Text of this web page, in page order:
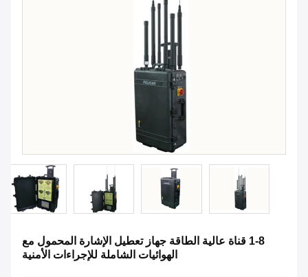
1-8 قناة عالية الطاقة جهاز تعطيل الإشارة المحمول مع
الهوائيات الشاملة للإجراءات الأمنية